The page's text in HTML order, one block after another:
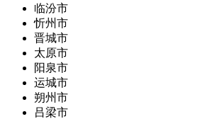
临汾市
忻州市
晋城市
太原市
阳泉市
运城市
朔州市
吕梁市